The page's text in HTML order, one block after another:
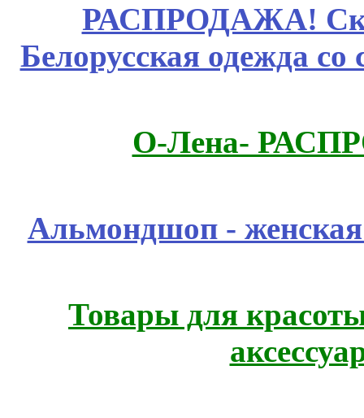
РАСПРОДАЖА!
Белорусская одежда
О-Лена-
Альмондшоп -
Товары для